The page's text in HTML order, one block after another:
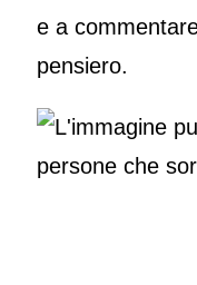
e a
pensiero.